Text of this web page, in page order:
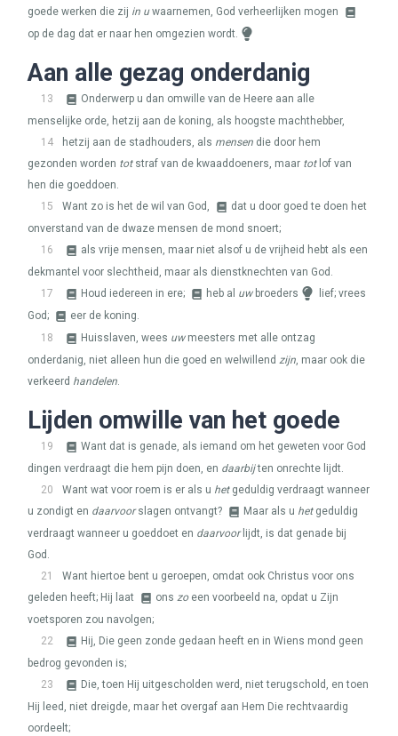
goede werken die zij in uwaarnemen, God verheerlijken mogen
op de dag dat er naar hen omgezien wordt.
Aan alle gezag onderdanig
13
Onderwerp u dan omwille van de Heere aan alle
menselijke orde, hetzij aan de koning, als hoogste machthebber,
14
hetzij aan de stadhouders, als mensen die door hem
gezonden worden totstraf van de kwaaddoeners, maar totlof van
hen die goeddoen.
15
Want zo is het de wil van God,
dat u door goed te doen het
onverstand van de dwaze mensen de mond snoert;
16
als vrije mensen, maar niet alsof u de vrijheid hebt als een
dekmantel voor slechtheid, maar als dienstknechten van God.
17
Houd iedereen in ere; heb al uwbroeders
lief; vrees
God;
eer de koning.
18
Huisslaven, wees uwmeesters met alle ontzag
onderdanig, niet alleen hun die goed en welwillend zijn, maar ook die
verkeerd handelen.
Lijden omwille van het goede
19
Want dat is genade, als iemand om het geweten voor God
dingen verdraagt die hem pijn doen, en daarbijten onrechte lijdt.
20
Want wat voor roem is er als u hetgeduldig verdraagt wanneer
u zondigt en daarvoorslagen ontvangt? Maar als u hetgeduldig
verdraagt wanneer u goeddoet en daarvoorlijdt, is dat genade bij
God.
21
Want hiertoe bent u geroepen, omdat ook Christus voor ons
geleden heeft; Hij laat
ons zoeen voorbeeld na, opdat u Zijn
voetsporen zou navolgen;
22
Hij, Die geen zonde gedaan heeft en in Wiens mond geen
bedrog gevonden is;
23
Die, toen Hij uitgescholden werd, niet terugschold, en toen
Hij leed, niet dreigde, maar het overgaf aan Hem Die rechtvaardig
oordeelt;